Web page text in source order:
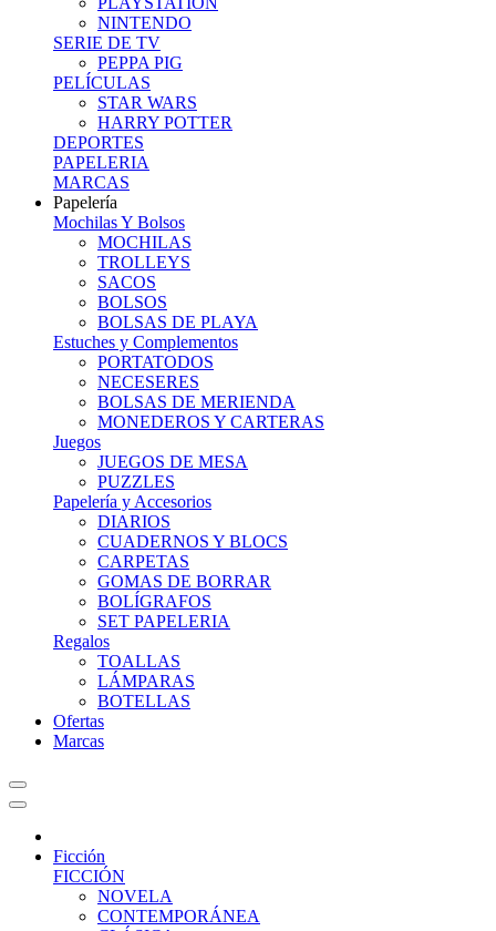
NINTENDO
SERIE DE TV
PEPPA PIG
PELÍCULAS
STAR WARS
HARRY POTTER
DEPORTES
PAPELERIA
MARCAS
Papelería
Mochilas Y Bolsos
MOCHILAS
TROLLEYS
SACOS
BOLSOS
BOLSAS DE PLAYA
Estuches y Complementos
PORTATODOS
NECESERES
BOLSAS DE MERIENDA
MONEDEROS Y CARTERAS
Juegos
JUEGOS DE MESA
PUZZLES
Papelería y Accesorios
DIARIOS
CUADERNOS Y BLOCS
CARPETAS
GOMAS DE BORRAR
BOLÍGRAFOS
SET PAPELERIA
Regalos
TOALLAS
LÁMPARAS
BOTELLAS
Ofertas
Marcas
Ficción
FICCIÓN
NOVELA
CONTEMPORÁNEA